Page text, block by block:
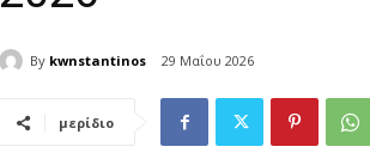
By kwnstantinos 29 Μαΐου 2026
μερίδιο